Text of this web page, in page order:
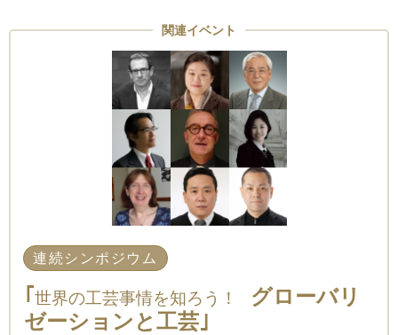
関連イベント
連続シンポジウム
｢ 世界の工芸事情を知ろう！
グローバリ
ゼーションと工芸｣